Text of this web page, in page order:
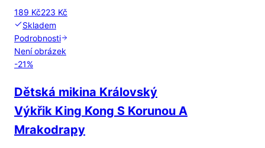
189 Kč223 Kč
Skladem
Podrobnosti
Není obrázek
-21%
Dětská mikina Královský
Výkřik King Kong S Korunou A
Mrakodrapy